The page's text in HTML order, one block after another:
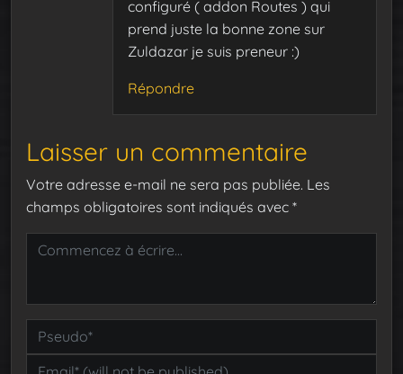
configuré ( addon Routes ) qui
prend juste la bonne zone sur
Zuldazar je suis preneur :)
Répondre
Laisser un commentaire
Votre adresse e-mail ne sera pas publiée. Les
champs obligatoires sont indiqués avec *